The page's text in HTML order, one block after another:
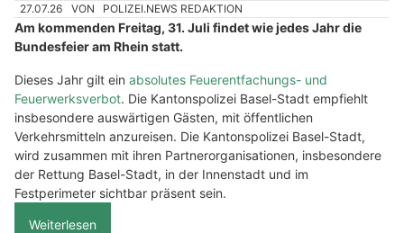
27.07.26 VON POLIZEI.NEWS REDAKTION
Am kommenden Freitag, 31. Juli findet wie jedes Jahr die
Bundesfeier am Rhein statt.
Dieses Jahr gilt ein absolutes Feuerentfachungs- und
Feuerwerksverbot. Die Kantonspolizei Basel-Stadt empfiehlt
insbesondere auswärtigen Gästen, mit öffentlichen
Verkehrsmitteln anzureisen. Die Kantonspolizei Basel-Stadt,
wird zusammen mit ihren Partnerorganisationen, insbesondere
der Rettung Basel-Stadt, in der Innenstadt und im
Festperimeter sichtbar präsent sein.
Weiterlesen